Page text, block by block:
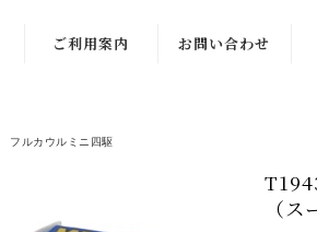
ご利用案内 お問い合わせ
フルカウルミニ四駆
（